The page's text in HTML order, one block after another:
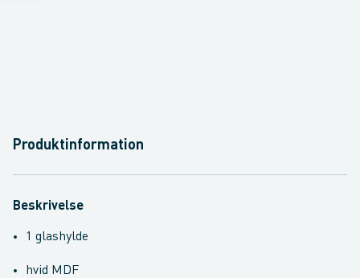
Produktinformation
Beskrivelse
1 glashylde
hvid MDF